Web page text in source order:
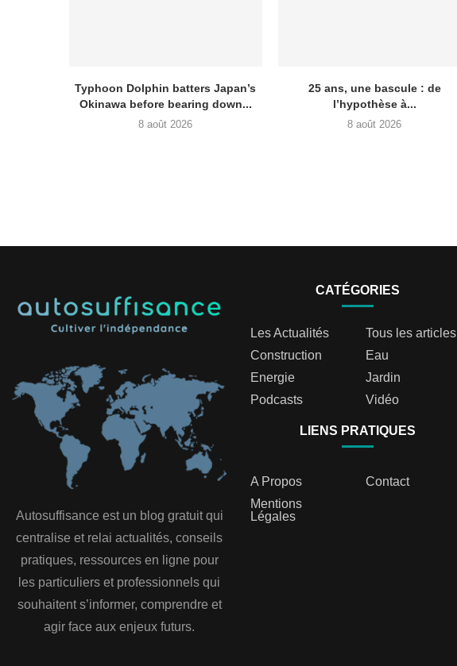
Typhoon Dolphin batters Japan’s
Okinawa before bearing down...
8 août 2026
25 ans, une bascule : de
l’hypothèse à...
8 août 2026
Autosuffisance est un blog gratuit qui
centralise et relai actualités, conseils
pratiques, ressources en ligne pour
les particuliers et professionnels qui
souhaitent s’informer, comprendre et
agir face aux enjeux futurs.
CATÉGORIES
Les Actualités
Tous les articles
Construction
Eau
Energie
Jardin
Podcasts
Vidéo
LIENS PRATIQUES
A Propos
Contact
Mentions
Légales